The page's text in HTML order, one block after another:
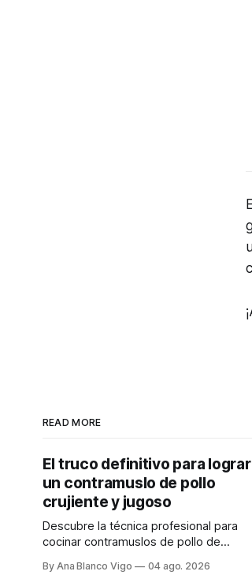
READ MORE
El truco definitivo para lograr
un contramuslo de pollo
crujiente y jugoso
Descubre la técnica profesional para
cocinar contramuslos de pollo de
By Ana Blanco Vigo 04 ago. 2026